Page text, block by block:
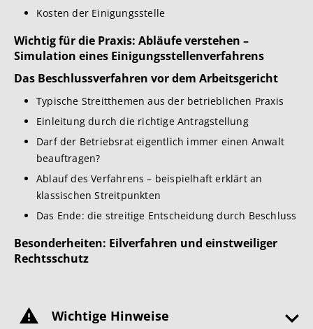
Kosten der Einigungsstelle
Wichtig für die Praxis: Abläufe verstehen –
Simulation eines Einigungsstellenverfahrens
Das Beschlussverfahren vor dem Arbeitsgericht
Typische Streitthemen aus der betrieblichen Praxis
Einleitung durch die richtige Antragstellung
Darf der Betriebsrat eigentlich immer einen Anwalt
beauftragen?
Ablauf des Verfahrens – beispielhaft erklärt an
klassischen Streitpunkten
Das Ende: die streitige Entscheidung durch Beschluss
Besonderheiten: Eilverfahren und einstweiliger
Rechtsschutz
Wichtige Hinweise